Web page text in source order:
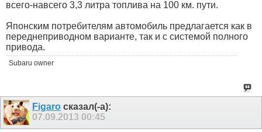
всего-навсего 3,3 литра топлива на 100 км. пути.
Японским потребителям автомобиль предлагается как в
переднеприводном варианте, так и с системой полного
привода.
Subaru owner
Figaro сказал(-а):
07.09.2013 00:45